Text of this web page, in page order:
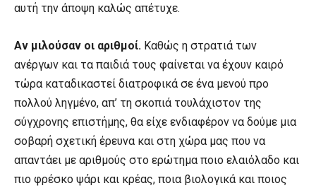
αυτή την άποψη καλώς απέτυχε.
Αν μιλούσαν οι αριθμοί. Καθώς η στρατιά των
ανέργων και τα παιδιά τους φαίνεται να έχουν καιρό
τώρα καταδικαστεί διατροφικά σε ένα μενού προ
πολλού ληγμένο, απ’ τη σκοπιά τουλάχιστον της
σύγχρονης επιστήμης, θα είχε ενδιαφέρον να δούμε μια
σοβαρή σχετική έρευνα και στη χώρα μας που να
απαντάει με αριθμούς στο ερώτημα ποιο ελαιόλαδο και
πιο φρέσκο ψάρι και κρέας, ποια βιολογικά και ποιος